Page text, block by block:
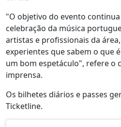
"O objetivo do evento
celebração da música
artistas e profissionais da
experientes que sabem o que
um bom espetáculo", refere o
imprensa.
Os bilhetes diários e passes
Ticketline.